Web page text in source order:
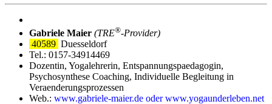
Gabriele Maier (TRE®‑Provider)
40589 Duesseldorf
Tel.: 0157-34914469
Dozentin, Yogalehrerin, Entspannungspaedagogin,
Psychosynthese Coaching, Individuelle Begleitung in
Veraenderungsprozessen
Web.: www.gabriele-maier.de oder www.yogaunderleben.net